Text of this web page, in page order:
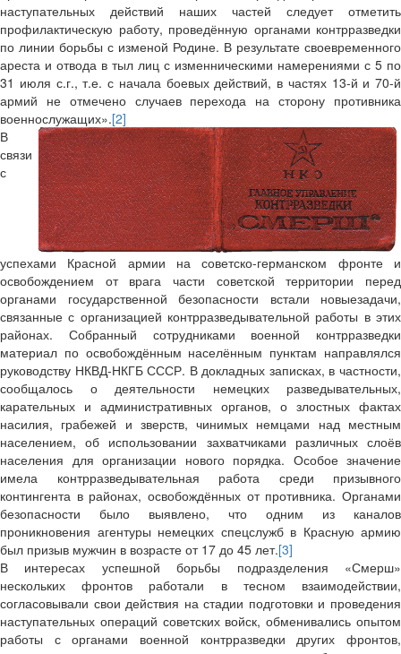
наступательных действий наших частей следует отметить
профилактическую работу, проведённую органами контрразведки
по линии борьбы с изменой Родине. В результате своевременного
ареста и отвода в тыл лиц с изменническими намерениями с 5 по
31 июля с.г., т.е. с начала боевых действий, в частях 13-й и 70-й
армий не отмечено случаев перехода на сторону противника
военнослужащих».[2]
В
связи
с
успехами Красной армии на советско-германском фронте и
освобождением от врага части советской территории перед
органами государственной безопасности встали новыезадачи,
связанные с организацией контрразведывательной работы в этих
районах. Собранный сотрудниками военной контрразведки
материал по освобождённым населённым пунктам направлялся
руководству НКВД-НКГБ СССР. В докладных записках, в частности,
сообщалось о деятельности немецких разведывательных,
карательных и административных органов, о злостных фактах
насилия, грабежей и зверств, чинимых немцами над местным
населением, об использовании захватчиками различных слоёв
населения для организации нового порядка. Особое значение
имела контрразведывательная работа среди призывного
контингента в районах, освобождённых от противника. Органами
безопасности было выявлено, что одним из каналов
проникновения агентуры немецких спецслужб в Красную армию
был призыв мужчин в возрасте от 17 до 45 лет.[3]
В интересах успешной борьбы подразделения «Смерш»
нескольких фронтов работали в тесном взаимодействии,
согласовывали свои действия на стадии подготовки и проведения
наступательных операций советских войск, обменивались опытом
работы с органами военной контрразведки других фронтов,